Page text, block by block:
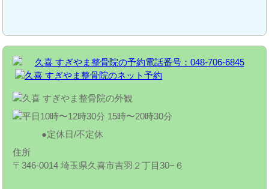
定休日/不定休
住所
〒346-0014 埼玉県久喜市吉羽２丁目30−６